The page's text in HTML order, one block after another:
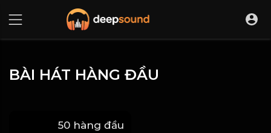
BÀI HÁT HÀNG ĐẦU
50 hàng đầu